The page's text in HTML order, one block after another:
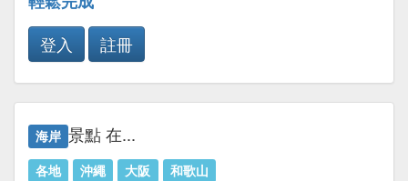
登入
註冊
海岸 景點 在...
各地 沖繩 大阪 和歌山